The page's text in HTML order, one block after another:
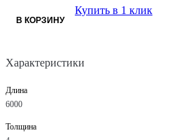
В КОРЗИНУ
Купить в 1 клик
Характеристики
Длина
6000
Толщина